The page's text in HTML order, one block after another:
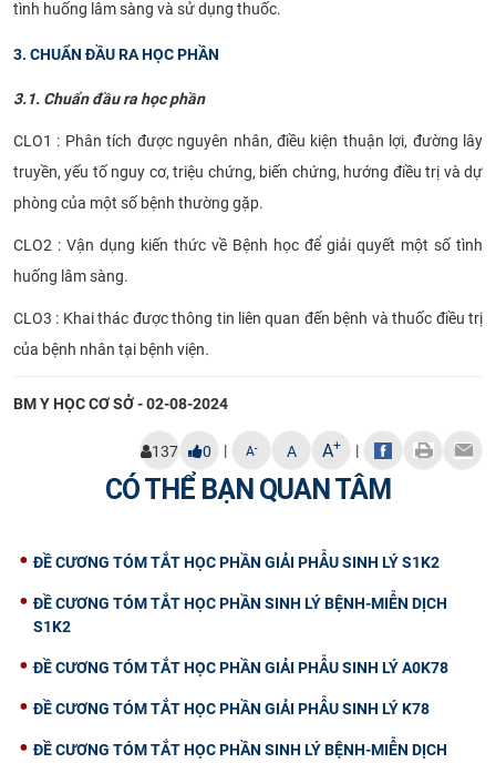
tình huống lâm sàng và sử dụng thuốc.
3. CHUẨN ĐẦU RA HỌC PHẦN
3.1. Chuẩn đầu ra học phần
CLO1 : Phân tích được nguyên nhân, điều kiện thuận lợi, đường lây
truyền, yếu tố nguy cơ, triệu chứng, biến chứng, hướng điều trị và dự
phòng của một số bệnh thường gặp.
CLO2 : Vận dụng kiến thức về Bệnh học để giải quyết một số tình
huống lâm sàng.
CLO3 : Khai thác được thông tin liên quan đến bệnh và thuốc điều trị
của bệnh nhân tại bệnh viện.
BM Y HỌC CƠ SỞ - 02-08-2024
137 0 | A- A A+ |
CÓ THỂ BẠN QUAN TÂM
ĐỀ CƯƠNG TÓM TẮT HỌC PHẦN GIẢI PHẪU SINH LÝ S1K2
ĐỀ CƯƠNG TÓM TẮT HỌC PHẦN SINH LÝ BỆNH-MIỄN DỊCH
S1K2
ĐỀ CƯƠNG TÓM TẮT HỌC PHẦN GIẢI PHẪU SINH LÝ A0K78
ĐỀ CƯƠNG TÓM TẮT HỌC PHẦN GIẢI PHẪU SINH LÝ K78
ĐỀ CƯƠNG TÓM TẮT HỌC PHẦN SINH LÝ BỆNH-MIỄN DỊCH